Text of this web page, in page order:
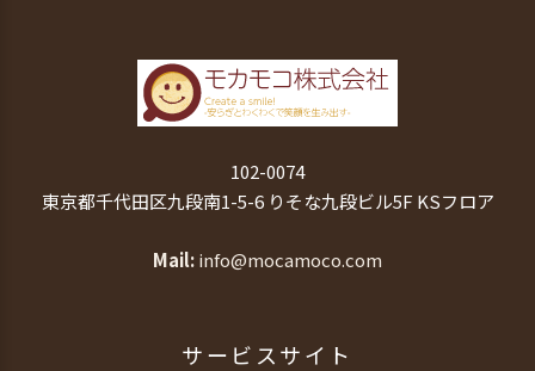
102-0074
東京都千代田区九段南1-5-6 りそな九段ビル5F KSフロア
Mail info@mocamoco.com
サービスサイト